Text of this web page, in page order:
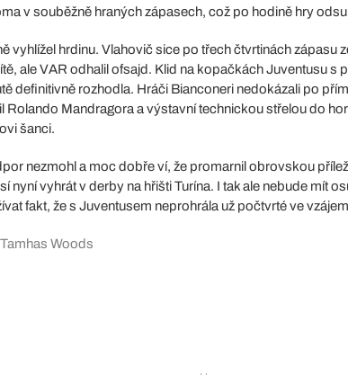
v souběžně hraných zápasech, což po hodině hry
vyhlížel hrdinu. Vlahovič sice po třech čtvrtinách zápasu
ale VAR odhalil ofsajd. Klid na kopačkách Juventusu s
definitivně rozhodla. Hráči Bianconeri nedokázali po
Rolando Mandragora a výstavní technickou střelou do
šanci.
nezmohl a moc dobře ví, že promarnil obrovskou
nyní vyhrát v derby na hřišti Turína. I tak ale nebude mít
fakt, že s Juventusem neprohrála už počtvrté ve
Woods